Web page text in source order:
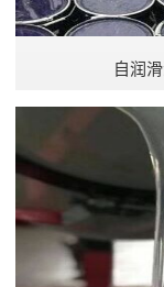
室温固化胶粘剂
自润